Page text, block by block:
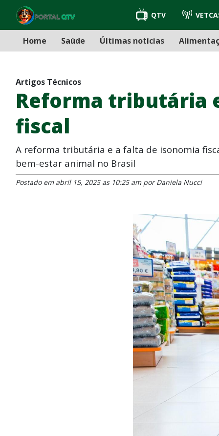
QTV
Home Saúde Últimas notícias
Artigos Técnicos
Reforma tributária
fiscal
A reforma tributária e a falta de isonomia
bem-estar animal no Brasil
Postado em abril 15, 2025 as 10:25 am por Daniela Nucci